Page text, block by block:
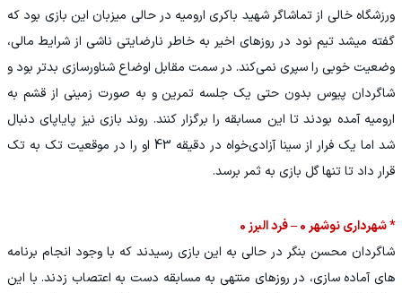
ورزشگاه خالی از تماشاگر شهید باکری ارومیه در حالی میزبان این بازی بود که
گفته میشد تیم نود در روزهای اخیر به خاطر نارضایتی ناشی از شرایط مالی،
وضعیت خوبی را سپری نمی‌کند. در سمت مقابل اوضاع شناورسازی بدتر بود و
شاگردان پیوس بدون حتی یک جلسه تمرین و به صورت زمینی از قشم به
ارومیه آمده بودند تا این مسابقه را برگزار کنند. روند بازی نیز پایاپای دنبال
شد اما یک فرار از سینا آزادی‌خواه در دقیقه 43 او را در موقعیت تک به تک
قرار داد تا تنها گل بازی به ثمر برسد.
* شهرداری نوشهر 0 – فرد البرز 0
شاگردان محسن بنگر در حالی به این بازی رسیدند که با وجود انجام برنامه
های آماده سازی، در روزهای منتهی به مسابقه دست به اعتصاب زدند. با این